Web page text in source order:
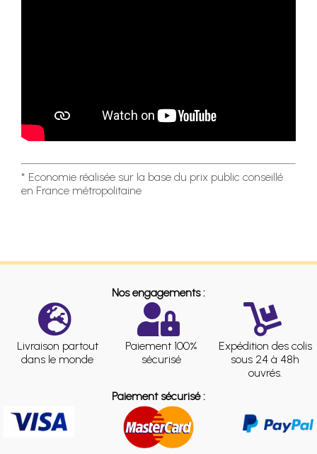
* Economie réalisée sur la base du prix public conseillé
en France métropolitaine
Nos engagements :
Livraison partout
dans le monde
Paiement 100%
sécurisé
Expédition des colis
sous 24 à 48h
ouvrés.
Paiement sécurisé :